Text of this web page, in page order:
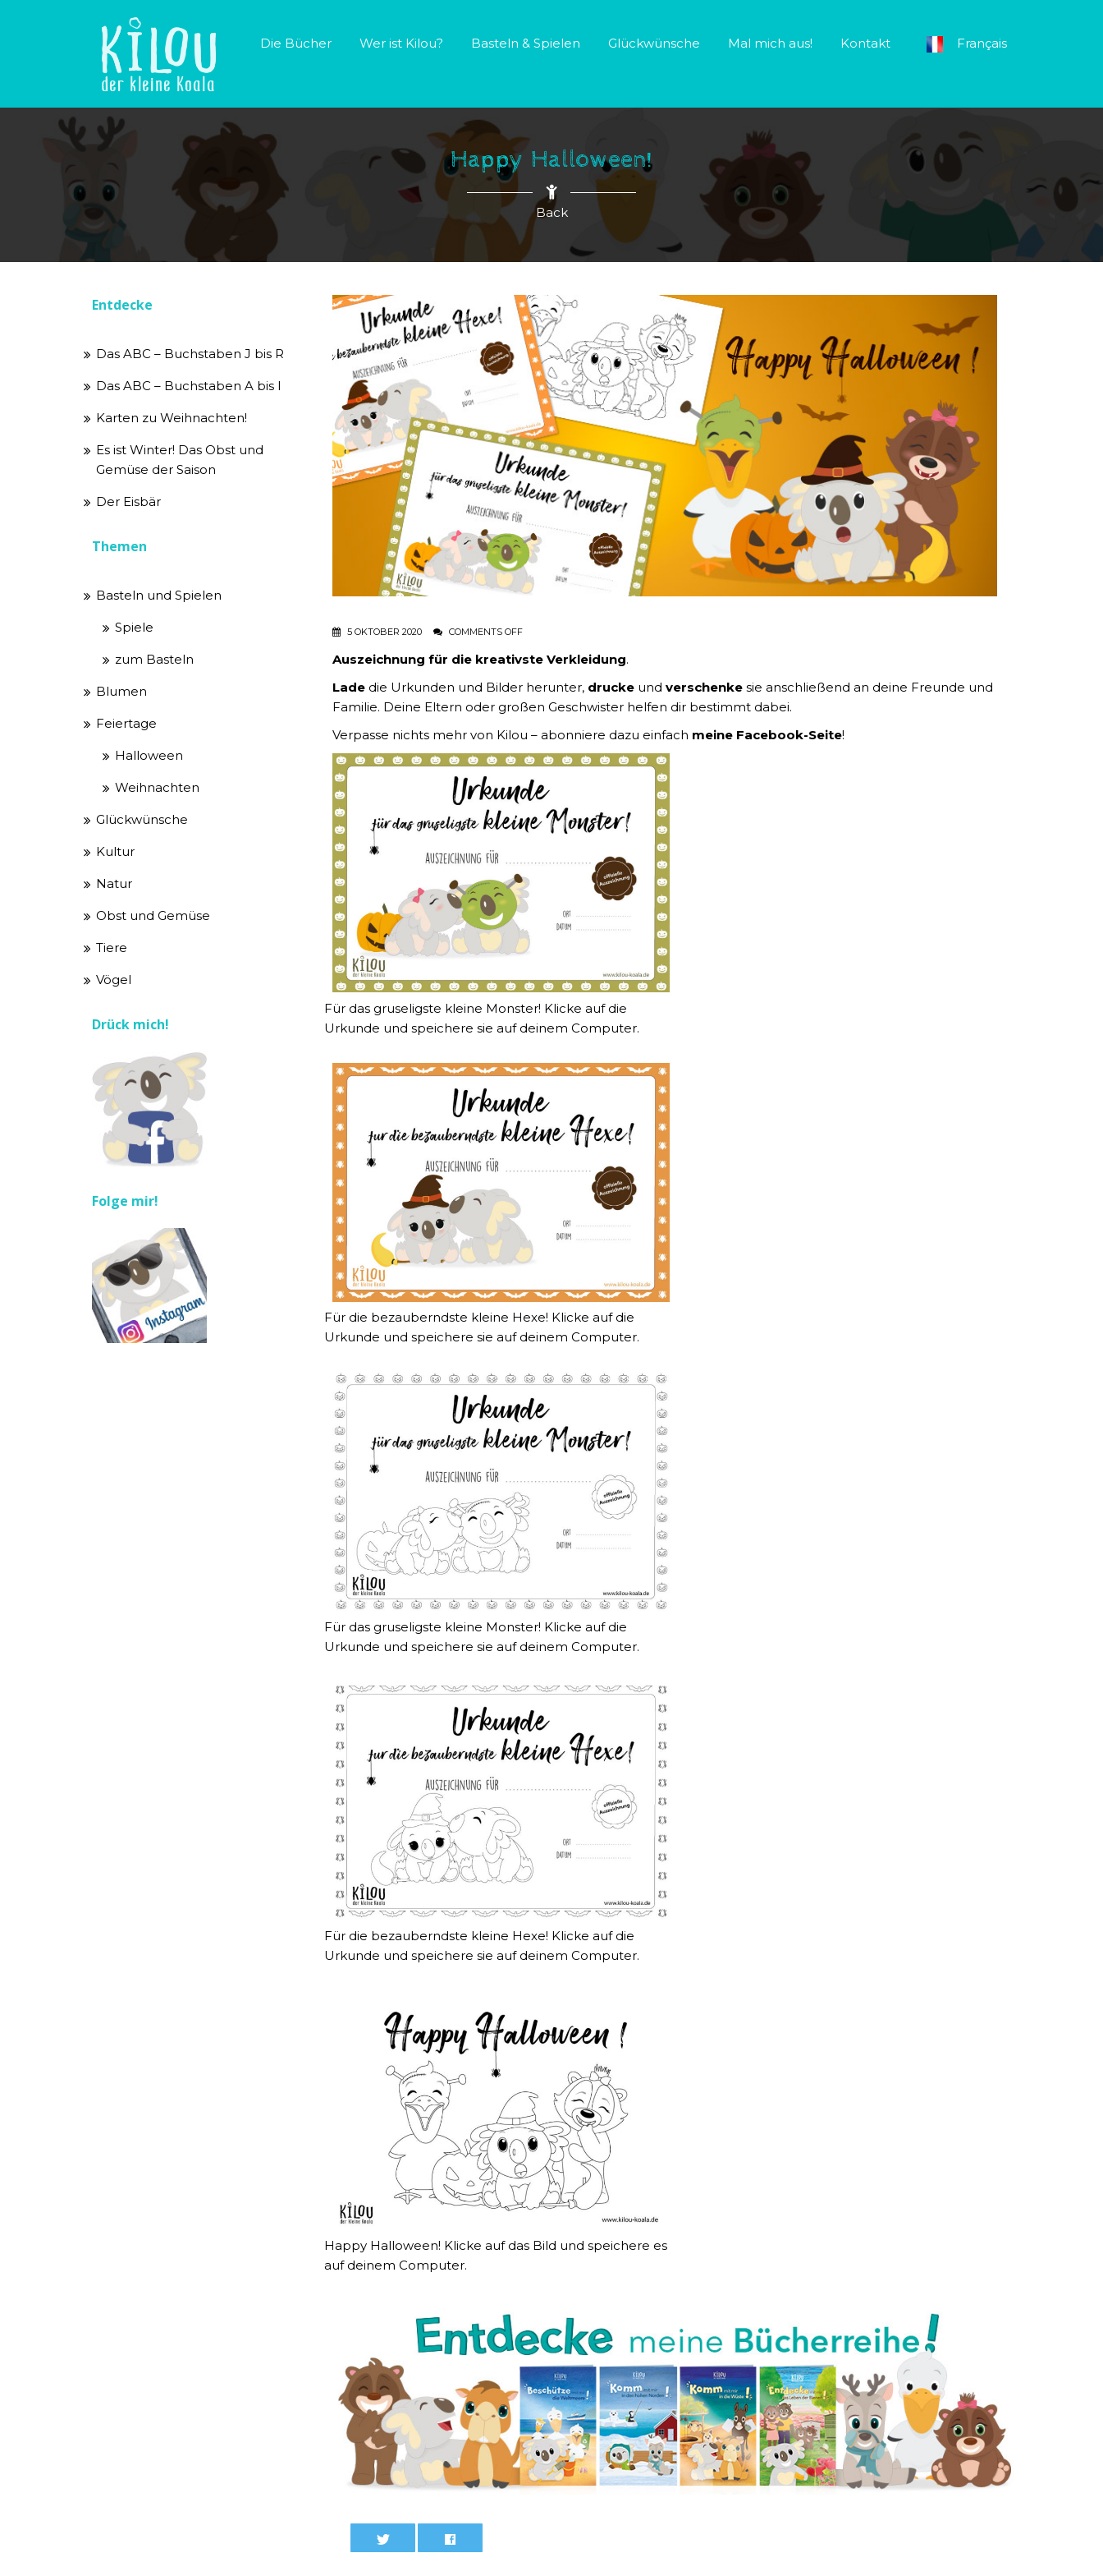
Die Bücher Wer ist Kilou? Basteln & Spielen Glückwünsche Mal mich aus! Kontakt Français
Happy Halloween!
Back
5 OKTOBER 2020 COMMENTS OFF
Auszeichnung für die kreativste Verkleidung.
Ladedie Urkunden und Bilder herunter, druckeund verschenke sie anschließend an deine Freunde und
Familie. Deine Eltern oder großen Geschwister helfen dir bestimmt dabei.
Verpasse nichts mehr von Kilou – abonniere dazu einfach meine Facebook-Seite!
Für das gruseligste kleine Monster! Klicke auf die
Urkunde und speichere sie auf deinem Computer.
Für die bezauberndste kleine Hexe! Klicke auf die
Urkunde und speichere sie auf deinem Computer.
Für das gruseligste kleine Monster! Klicke auf die
Urkunde und speichere sie auf deinem Computer.
Für die bezauberndste kleine Hexe! Klicke auf die
Urkunde und speichere sie auf deinem Computer.
Happy Halloween! Klicke auf das Bild und speichere es
auf deinem Computer.
Entdecke
Das ABC – Buchstaben J bis R
Das ABC – Buchstaben A bis I
Karten zu Weihnachten!
Es ist Winter! Das Obst und
Gemüse der Saison
Der Eisbär
Themen
Basteln und Spielen
Spiele
zum Basteln
Blumen
Feiertage
Halloween
Weihnachten
Glückwünsche
Kultur
Natur
Obst und Gemüse
Tiere
Vögel
Drück mich!
Folge mir!